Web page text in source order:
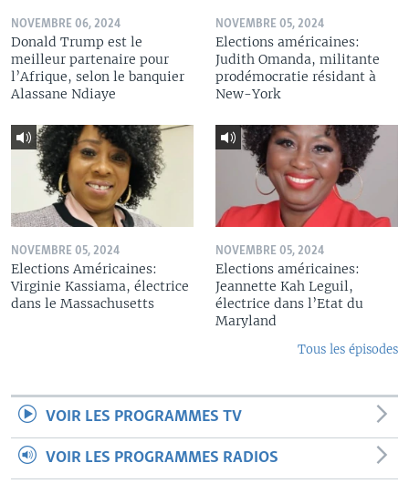
NOVEMBRE 06, 2024
Donald Trump est le
meilleur partenaire pour
l’Afrique, selon le banquier
Alassane Ndiaye
NOVEMBRE 05, 2024
Elections américaines:
Judith Omanda, militante
prodémocratie résidant à
New-York
NOVEMBRE 05, 2024
Elections Américaines:
Virginie Kassiama, électrice
dans le Massachusetts
NOVEMBRE 05, 2024
Elections américaines:
Jeannette Kah Leguil,
électrice dans l’Etat du
Maryland
Tous les épisodes
VOIR LES PROGRAMMES TV
VOIR LES PROGRAMMES RADIOS